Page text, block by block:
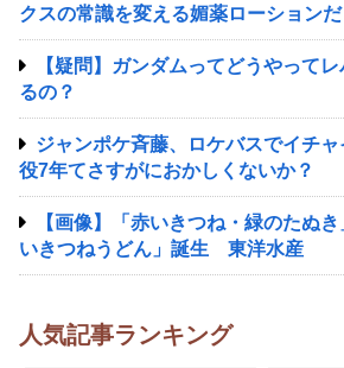
クスの常識を変える媚薬ローションだ
【疑問】ガンダムってどうやって
るの？
ジャンポケ斉藤、ロケバスでイチ
役7年てさすがにおかしくないか？
【画像】「赤いきつね・緑のたぬ
いきつねうどん」誕生 東洋水産
人気記事ランキング